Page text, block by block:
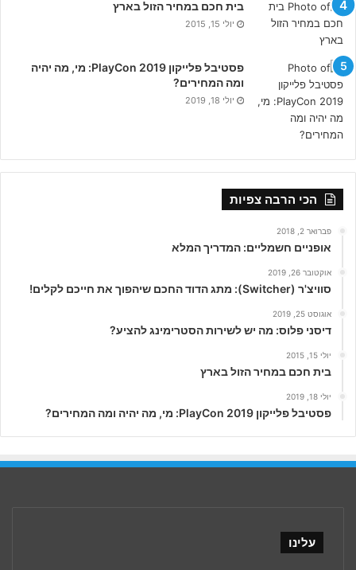
בית חכם במחיר הזול בארץ
יולי 15, 2015
פסטיבל פלייקון PlayCon 2019: מי, מה יהיה
ומה המחירים?
יולי 18, 2019
הכי הרבה צפיות
פברואר 2, 2018
אופניים חשמליים: המדריך המלא
אוקטובר 26, 2019
סוויצ'ר (Switcher): מתג הדוד החכם שיהפוך את חייכם לקלים!
אוגוסט 25, 2019
דיסני פלוס: מה יש לשירות הסטרימינג להציע?
יולי 15, 2015
בית חכם במחיר הזול בארץ
יולי 18, 2019
פסטיבל פלייקון PlayCon 2019: מי, מה יהיה ומה המחירים?
עלינו